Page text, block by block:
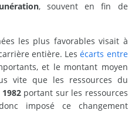
, souvent en fin de
les plus favorables visait à
entière. Lesécarts entre
et le montant moyen
vite que les ressources du
portant sur les ressources
imposé ce changement